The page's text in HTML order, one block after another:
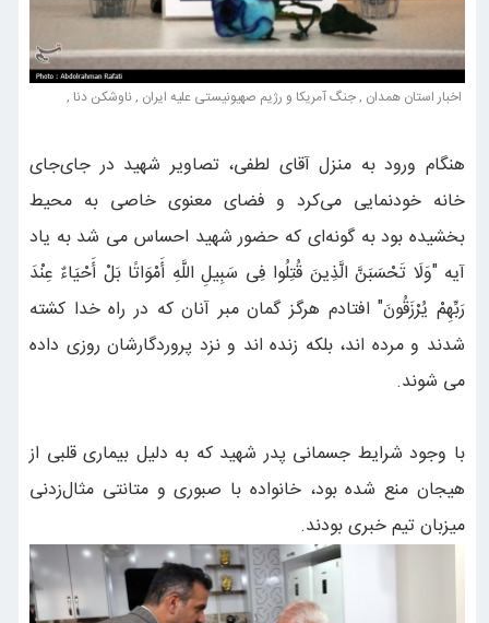
اخبار استان همدان , جنگ آمریکا و رژیم صهیونیستی علیه ایران , ناوشکن دنا ,
هنگام ورود به منزل آقای لطفی، تصاویر شهید در جای‌جای
خانه خودنمایی می‌کرد و فضای معنوی خاصی به محیط
بخشیده بود به گونه‌ای که حضور شهید احساس می شد به یاد
آیه "وَلَا تَحْسَبَنَّ الَّذِینَ قُتِلُوا فِی سَبِیلِ اللَّهِ أَمْوَاتًا بَلْ أَحْیَاءٌ عِنْدَ
رَبِّهِمْ یُرْزَقُونَ" افتادم هرگز گمان مبر آنان که در راه خدا کشته
شدند و مرده اند، بلکه زنده اند و نزد پروردگارشان روزی داده
می شوند.
با وجود شرایط جسمانی پدر شهید که به دلیل بیماری قلبی از
هیجان منع شده بود، خانواده با صبوری و متانتی مثال‌زدنی
میزبان تیم خبری بودند.